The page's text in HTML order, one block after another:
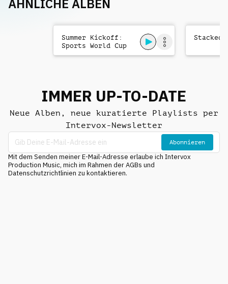
ÄHNLICHE ALBEN
Summer Kickoff:
Sports World Cup
Energetic
Stacked
IMMER UP-TO-DATE
Neue Alben, neue kuratierte Playlists per
Intervox-Newsletter
Abonnieren
Mit dem Senden meiner E-Mail-Adresse erlaube ich Intervox
Production Music, mich im Rahmen der AGBs und
Datenschutzrichtlinien zu kontaktieren.